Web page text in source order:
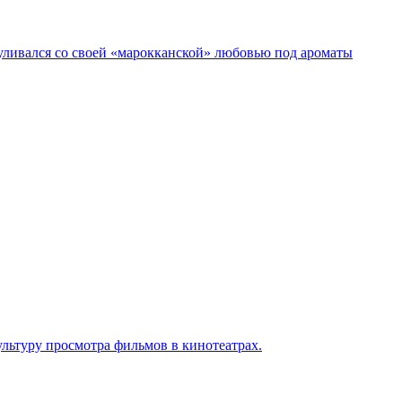
со своей «марокканской» любовью под ароматы
просмотра фильмов в кинотеатрах.